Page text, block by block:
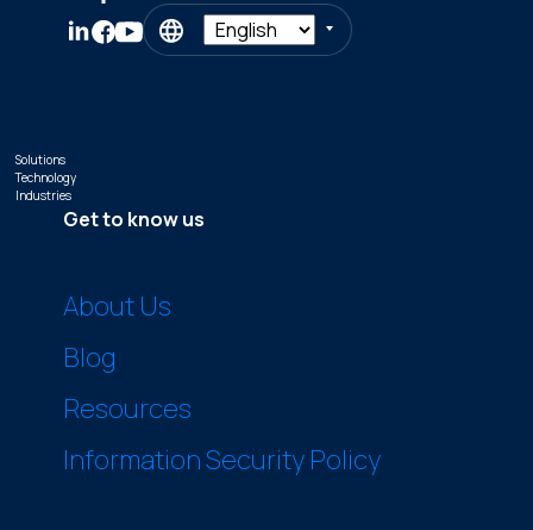
Solutions
Technology
Industries
Get to know us
About Us
Blog
Resources
Information Security Policy